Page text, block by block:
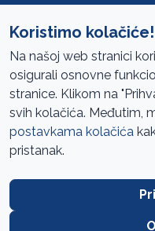
Pristup informacijama
Mapa sajta
Oglasi
Koristimo kolačiće!
Na našoj web stranici
osigurali osnovne
stranice. Klikom na
svih kolačića. Međutim,
postavkama kolačića
pristanak.